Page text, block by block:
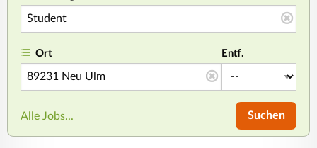
Ort Entf.
Alle Jobs... Suchen